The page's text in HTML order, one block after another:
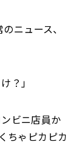
ニュース、
？」
ビニ店員か
ちゃピカピカ